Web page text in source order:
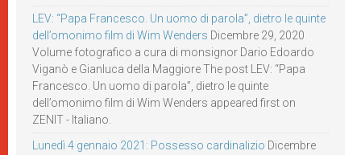
LEV: “Papa Francesco. Un uomo di parola”, dietro le quinte
dell’omonimo film di Wim Wenders Dicembre 29, 2020
Volume fotografico a cura di monsignor Dario Edoardo
Viganò e Gianluca della Maggiore The post LEV: “Papa
Francesco. Un uomo di parola”, dietro le quinte
dell’omonimo film di Wim Wenders appeared first on
ZENIT - Italiano.
Lunedì 4 gennaio 2021: Possesso cardinalizio Dicembre